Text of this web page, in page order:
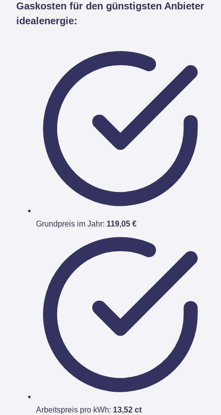
Gaskosten für den günstigsten Anbieter
idealenergie:
Grundpreis im Jahr: 119,05 €
Arbeitspreis pro kWh: 13,52 ct